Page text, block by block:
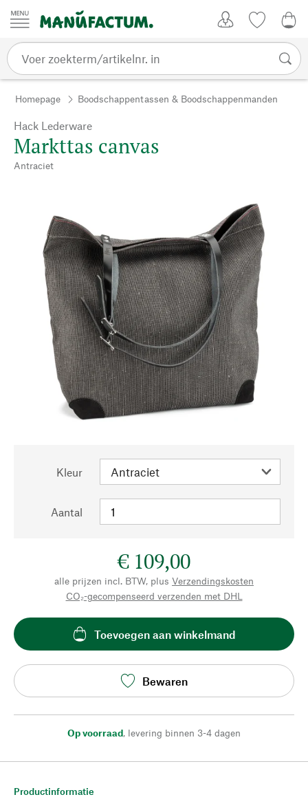
Passer au contenu
Homepage Boodschappentassen & Boodschappenmanden
Hack Lederware
Markttas canvas
Antraciet
Kleur
Aantal
€ 109,00
alle prijzen incl. BTW, plus Verzendingskosten
CO₂-gecompenseerd verzenden met DHL
Toevoegen aan winkelmand
Bewaren
Op voorraad, levering binnen 3-4 dagen
Productinformatie